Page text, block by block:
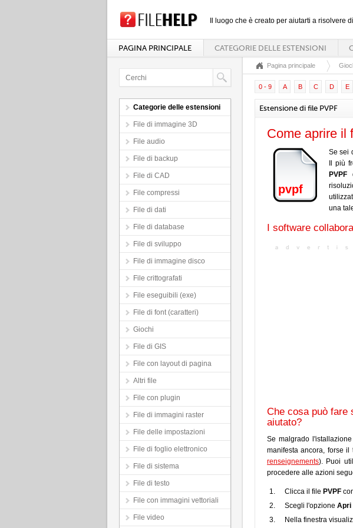
Il luogo che è creato per aiutarti a risolvere
PAGINA PRINCIPALE CATEGORIE DELLE ESTENSIONI
Categorie delle estensioni
File di immagine 3D
File audio
File di backup
File di CAD
File compressi
File di dati
File di database
File di sviluppo
File di immagine disco
File crittografati
File eseguibili (exe)
File di font (caratteri)
Giochi
File di GIS
File con layout di pagina
Altri file
File con plugin
File di immagini raster
File delle impostazioni
File di foglio elettronico
File di sistema
File di testo
File con immagini vettoriali
File video
Pagina principale
0 - 9 A B C D E
Estensione di file PVPF
Come aprire il
pvpf
Se sei
Il più
PVPF
una
I software
Che cosa può fare
aiutato?
Se malgrado
manifesta ancora, forse
renseignements). Puoi
procedere alle azioni
Clicca il file PVPF
Scegli l'opzione Apri
Nella finestra